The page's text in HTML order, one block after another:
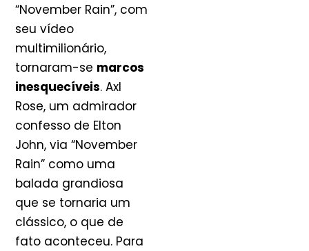
“November Rain”, com
seu vídeo
multimilionário,
tornaram-se marcos
inesquecíveis. Axl
Rose, um admirador
confesso de Elton
John, via “November
Rain” como uma
balada grandiosa
que se tornaria um
clássico, o que de
fato aconteceu. Para